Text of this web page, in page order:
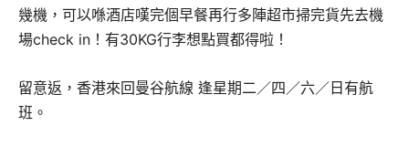
幾機，可以喺酒店嘆完個早餐再行多陣超市掃完貨先去機
場check in！有30KG行李想點買都得啦！
留意返，香港來回曼谷航線 逢星期二／四／六／日有航
班。